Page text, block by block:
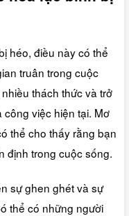
héo, điều này có thể
truân trong cuộc
thách thức và trở
việc hiện tại. Mơ
thể cho thấy rằng bạn
định trong cuộc sống.
sự ghen ghét và sự
thể có những người